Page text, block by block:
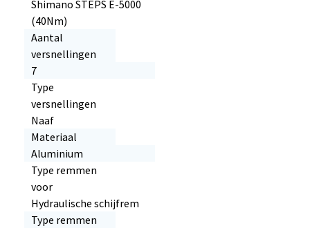
Shimano STEPS E-5000
(40Nm)
Aantal
versnellingen
7
Type
versnellingen
Naaf
Materiaal
Aluminium
Type remmen
voor
Hydraulische schijfrem
Type remmen